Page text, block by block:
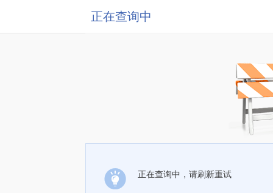
正在查询中
正在查询中，请刷新重试